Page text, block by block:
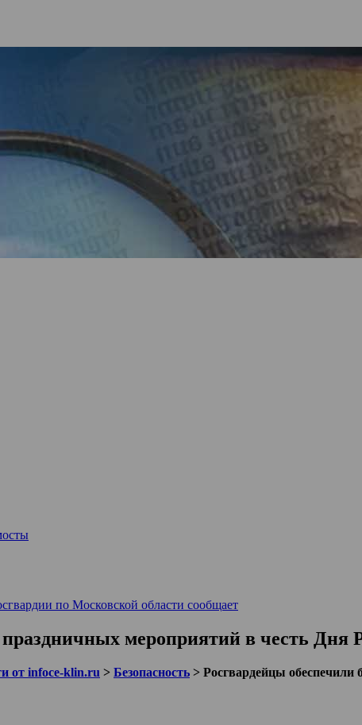
по Московской области сообщает
мероприятий в честь Дня
от infoce-klin.ru > Безопасность > Росгвардейцы обеспечили